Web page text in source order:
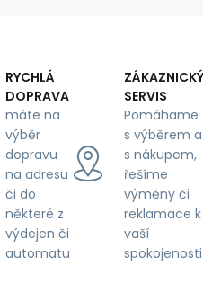
RYCHLÁ
DOPRAVA
máte na
výběr
dopravu
na adresu
či do
některé z
výdejen či
automatu
ZÁKAZNICKÝ
SERVIS
Pomáhame
s výběrem a
s nákupem,
řešíme
výměny či
reklamace k
vaší
spokojenosti